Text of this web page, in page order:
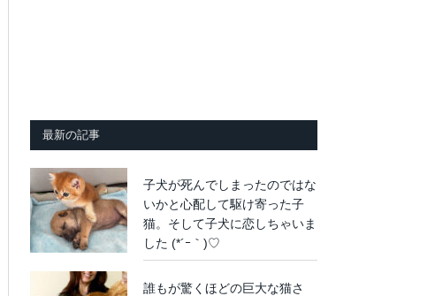
最新の記事
子犬が死んでしまったのではな
いかと心配して駆け寄った子
猫。そして子犬に恋しちゃいま
した (*´ｰ｀)♡
誰もが驚くほどの巨大な猫さ